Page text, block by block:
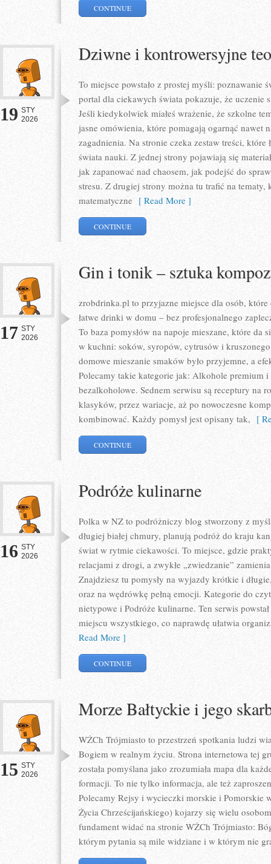
CONTINUE
19 STY
2026
Dziwne i kontrowersyjne
To miejsce powstało z prostej myśli: poznawanie
portal dla ciekawych świata pokazuje, że uczenie
Jeśli kiedykolwiek miałeś wrażenie, że szkolne
jasne omówienia, które pomagają ogarnąć nawet
zagadnienia. Na stronie czeka zestaw treści, które
świata nauki. Z jednej strony pojawiają się
jak zapanować nad chaosem, jak podejść do
stresu. Z drugiej strony można tu trafić na
matematyczne [ Read More ]
CONTINUE
17 STY
2026
Gin i tonik – sztuka
zrobdrinka.pl to przyjazne miejsce dla osób,
łatwe drinki w domu – bez profesjonalnego
To baza pomysłów na napoje mieszane, które da
w kuchni: soków, syropów, cytrusów i
domowe mieszanie smaków było przyjemne, a
Polecamy takie kategorie jak: Alkohole premium
bezalkoholowe. Sednem serwisu są receptury na
klasyków, przez wariacje, aż po nowoczesne
kombinować. Każdy pomysł jest opisany tak, [
CONTINUE
16 STY
2026
Podróże kulinarne
Polka w NZ to podróżniczy blog stworzony z
długiej białej chmury, planują podróż do kraju
świat w rytmie ciekawości. To miejsce, gdzie
relacjami z drogi, a zwykłe „zwiedzanie”
Znajdziesz tu pomysły na wyjazdy krótkie i
oraz na wędrówkę pełną emocji. Kategorie do
nietypowe i Podróże kulinarne. Ten serwis
miejscu wszystkiego, co naprawdę ułatwia
Read More ]
CONTINUE
15 STY
2026
Morze Bałtyckie i jego
WŻCh Trójmiasto to przestrzeń spotkania ludzi
Bogiem w realnym życiu. Strona internetowa tej
została pomyślana jako zrozumiała mapa dla
formacji. To nie tylko informacja, ale też
Polecamy Rejsy i wycieczki morskie i Pomorskie
Życia Chrześcijańskiego) kojarzy się wielu
fundament widać na stronie WŻCh Trójmiasto:
którym pytania są mile widziane i w którym nie